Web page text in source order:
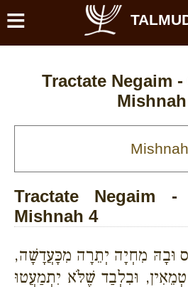
≡
Tractate Negaim
Tractate Negaim
Mishnah 4
וּבָהּ מִחְיָה יְתֵרָה מִכָּעֲדָשָׁה,
וּבִלְבַד שֶׁלֹּא יִתְמַעֲטוּ